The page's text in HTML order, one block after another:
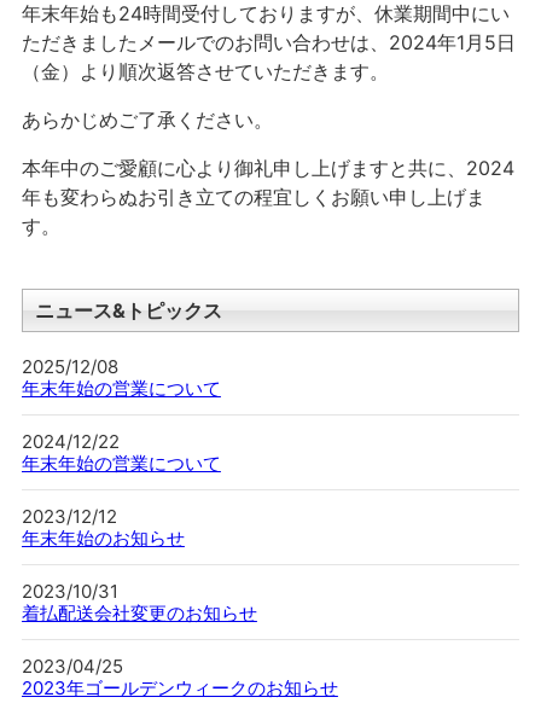
年末年始も24時間受付しておりますが、休業期間中にい
ただきましたメールでのお問い合わせは、 2024年1月5日
（金）より順次返答させていただきます。
あらかじめご了承ください。
本年中のご愛顧に心より御礼申し上げますと共に、 2024
年も変わらぬお引き立ての程宜しくお願い申し上げま
す。
ニュース&トピックス
2025/12/08
年末年始の営業について
2024/12/22
年末年始の営業について
2023/12/12
年末年始のお知らせ
2023/10/31
着払配送会社変更のお知らせ
2023/04/25
2023年ゴールデンウィークのお知らせ